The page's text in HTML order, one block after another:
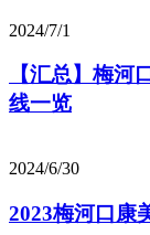
2024/7/1
【汇总】梅河
线一览
2024/6/30
2023梅河口康